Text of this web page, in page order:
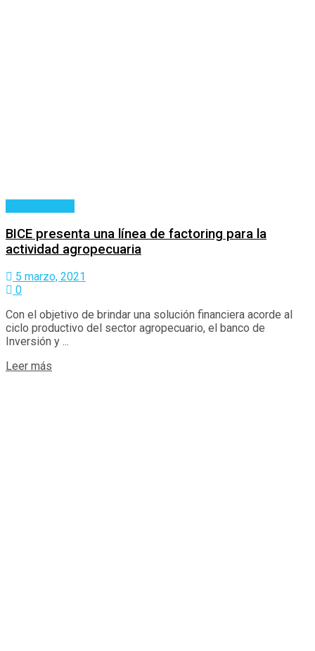
BICE presenta una línea de factoring para la
actividad agropecuaria
5 marzo, 2021
0
Con el objetivo de brindar una solución financiera acorde al
ciclo productivo del sector agropecuario, el banco de
Inversión y ...
Leer más